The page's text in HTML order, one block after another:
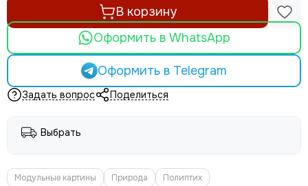
В корзину
Оформить в WhatsApp
Оформить в Telegram
Задать вопрос Поделиться
Выбрать
Модульные картины Природа Полиптих